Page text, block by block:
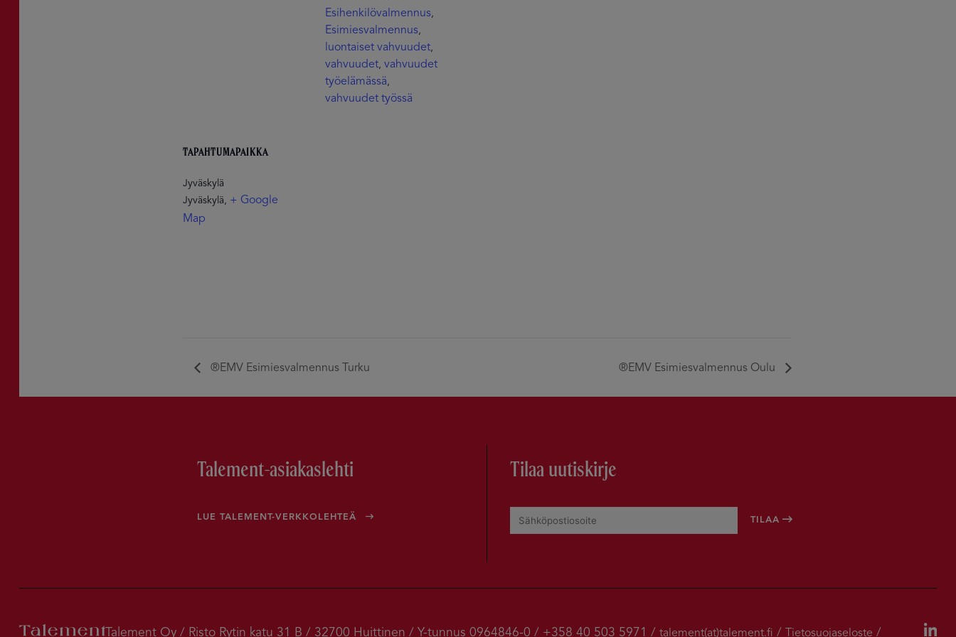
Esihenkilövalmennus,
Esimiesvalmennus,
luontaiset vahvuudet,
vahvuudet,vahvuudet
työelämässä,
vahvuudet työssä
TAPAHTUMAPAIKKA
Jyväskylä
Jyväskylä, + Google
Map
®EMV Esimiesvalmennus Turku ®EMV Esimiesvalmennus Oulu
Talement-asiakaslehti
LUE TALEMENT-VERKKOLEHTEÄ
Tilaa uutiskirje
Talement Oy / Risto Rytin katu 31 B / 32700 Huittinen / Y-tunnus 0964846-0 / +358 40 503 5971 /talement(at)talement.fi / Tietosuojaseloste /